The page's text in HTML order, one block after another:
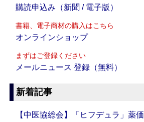
購読申込み（新聞 / 電子版）
書籍、電子商材の購入はこちら
オンラインショップ
まずはご登録ください
メールニュース 登録（無料）
新着記事
【中医協総会】「ヒフデュラ」薬価